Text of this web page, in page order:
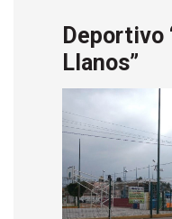
Deportivo
Llanos”